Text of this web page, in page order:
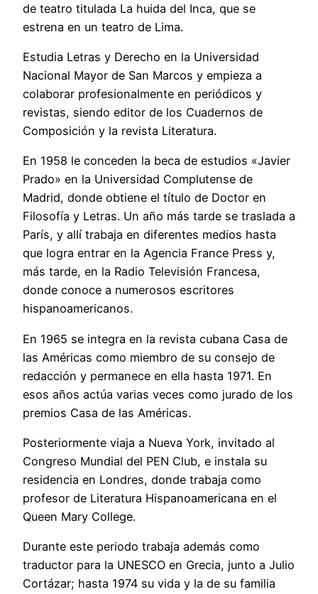
de teatro titulada La huida del Inca, que se
estrena en un teatro de Lima.
Estudia Letras y Derecho en la Universidad
Nacional Mayor de San Marcos y empieza a
colaborar profesionalmente en periódicos y
revistas, siendo editor de los Cuadernos de
Composición y la revista Literatura.
En 1958 le conceden la beca de estudios «Javier
Prado» en la Universidad Complutense de
Madrid, donde obtiene el título de Doctor en
Filosofía y Letras. Un año más tarde se traslada a
París, y allí trabaja en diferentes medios hasta
que logra entrar en la Agencia France Press y,
más tarde, en la Radio Televisión Francesa,
donde conoce a numerosos escritores
hispanoamericanos.
En 1965 se integra en la revista cubana Casa de
las Américas como miembro de su consejo de
redacción y permanece en ella hasta 1971. En
esos años actúa varias veces como jurado de los
premios Casa de las Américas.
Posteriormente viaja a Nueva York, invitado al
Congreso Mundial del PEN Club, e instala su
residencia en Londres, donde trabaja como
profesor de Literatura Hispanoamericana en el
Queen Mary College.
Durante este periodo trabaja además como
traductor para la UNESCO en Grecia, junto a Julio
Cortázar; hasta 1974 su vida y la de su familia